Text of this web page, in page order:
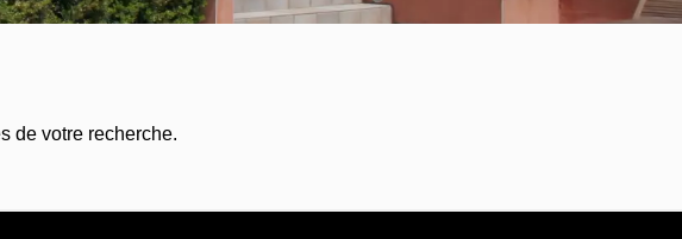
de votre recherche.